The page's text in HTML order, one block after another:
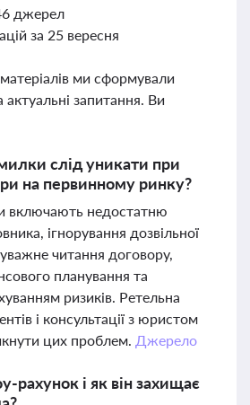
джерел
за 25 вересня
ми сформували
актуальні запитання. Ви
слід уникати при
на первинному ринку?
включають недостатню
ігнорування дозвільної
читання договору,
планування та
ризиків. Ретельна
і консультації з юристом
цих проблем. Джерело
рахунок і як він захищає